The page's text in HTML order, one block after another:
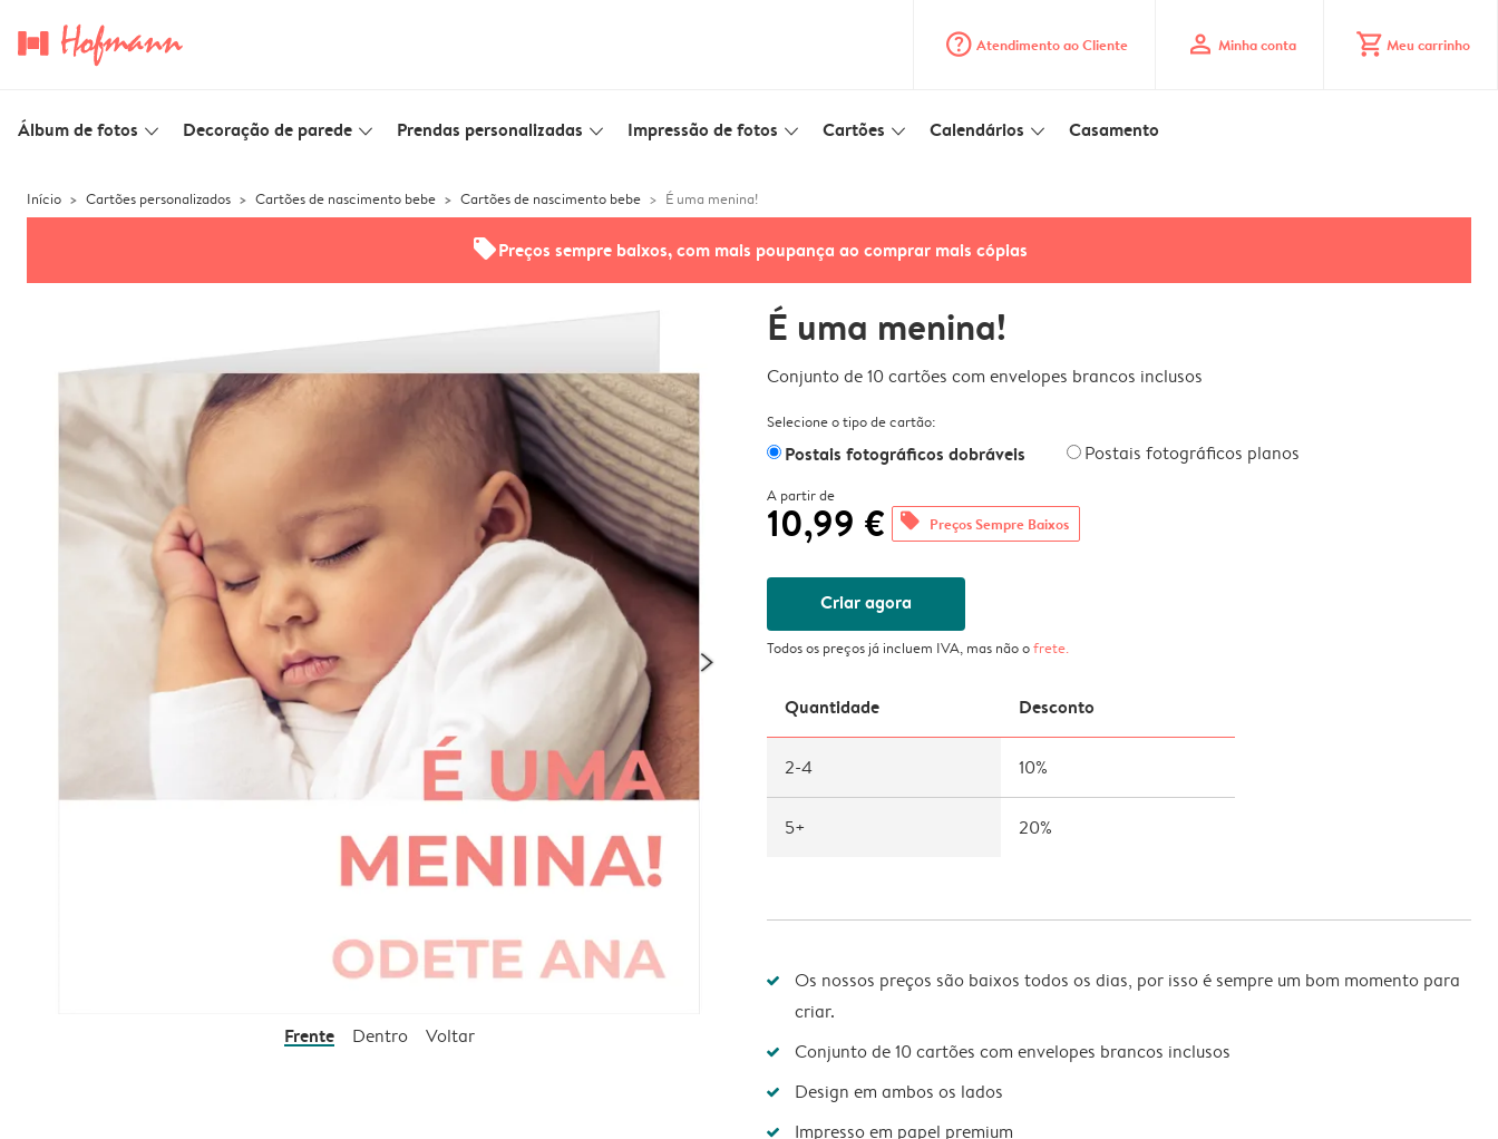
question_mark_circle Atendimento ao Cliente profile Minha conta shopping_cart Meu carrinho
Álbum de fotos slim_arrow_down Decoração de parede slim_arrow_down Prendas personalizadas slim_arrow_down Impressão de fotos slim_arrow_down Cartões slim_arrow_down Calendários slim_arrow_down Casamento
Início Cartões personalizados Cartões de nascimento bebe Cartões de nascimento bebe É uma menina!
offersPreços sempre baixos, com mais poupança ao comprar mais cópias
Frente Dentro Voltar
É uma menina!
Conjunto de 10 cartões com envelopes brancos inclusos
Selecione o tipo de cartão:
Postais fotográficos dobráveis Postais fotográficos planos
A partir de
10,99 € offers Preços Sempre Baixos
Criar agora
Todos os preços já incluem IVA, mas não ofrete.
Quantidade Desconto
2-4 10%
5+ 20%
Os nossos preços são baixos todos os dias, por isso é sempre um bom momento para
criar.
Conjunto de 10 cartões com envelopes brancos inclusos
Design em ambos os lados
Impresso em papel premium